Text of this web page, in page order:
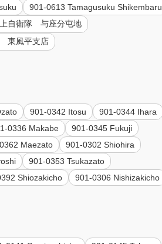
901-0613 Tamagusuku Shikembaru
自衛隊 与座分屯地
東風平支店
901-0342 Itosu
901-0344 Ihara
0336 Makabe
901-0345 Fukuji
Maezato
901-0302 Shiohira
901-0353 Tsukazato
Shiozakicho
901-0306 Nishizakicho